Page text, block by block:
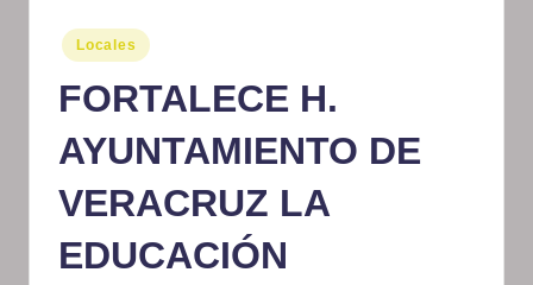
m
at
iv
o
Publicado
en
Locales
FORTALECE H.
AYUNTAMIENTO DE
VERACRUZ LA
EDUCACIÓN